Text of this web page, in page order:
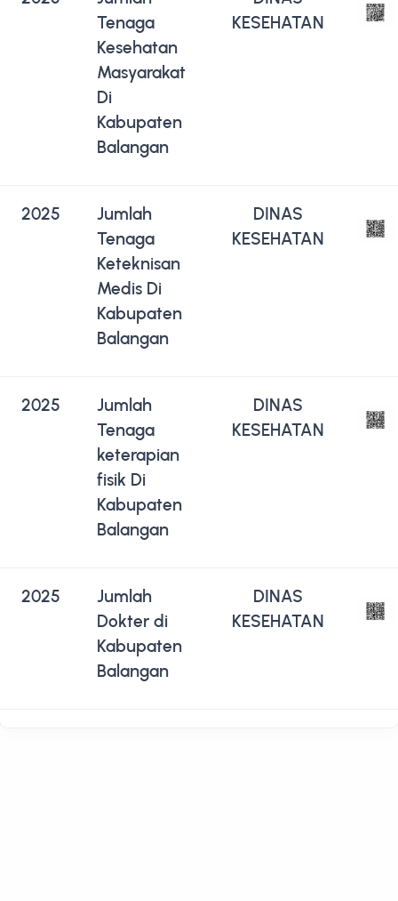
Tenaga
Kesehatan
Masyarakat
Di
Kabupaten
Balangan
KESEHATAN
2025
Jumlah
Tenaga
Keteknisan
Medis Di
Kabupaten
Balangan
DINAS
KESEHATAN
2025
Jumlah
Tenaga
keterapian
fisik Di
Kabupaten
Balangan
DINAS
KESEHATAN
2025
Jumlah
Dokter di
Kabupaten
Balangan
DINAS
KESEHATAN